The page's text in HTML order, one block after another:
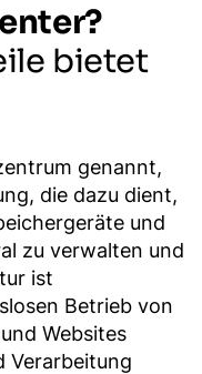
bietet
genannt,
die dazu dient,
und
zu verwalten und
ist
Betrieb von
Websites
Verarbeitung